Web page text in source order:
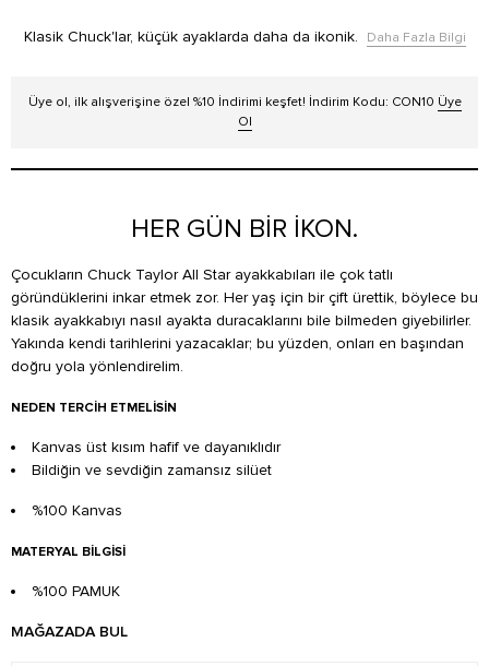
Klasik Chuck'lar, küçük ayaklarda daha da ikonik. Daha Fazla Bilgi
Üye ol, ilk alışverişine özel %10 İndirimi keşfet! İndirim Kodu: CON10 Üye
Ol
HER GÜN BİR İKON.
Çocukların Chuck Taylor All Star ayakkabıları ile çok tatlı
göründüklerini inkar etmek zor. Her yaş için bir çift ürettik, böylece bu
klasik ayakkabıyı nasıl ayakta duracaklarını bile bilmeden giyebilirler.
Yakında kendi tarihlerini yazacaklar; bu yüzden, onları en başından
doğru yola yönlendirelim.
NEDEN TERCIH ETMELISIN
Kanvas üst kısım hafif ve dayanıklıdır
Bildiğin ve sevdiğin zamansız silüet
%100 Kanvas
MATERYAL BILGISI
%100 PAMUK
MAĞAZADA BUL